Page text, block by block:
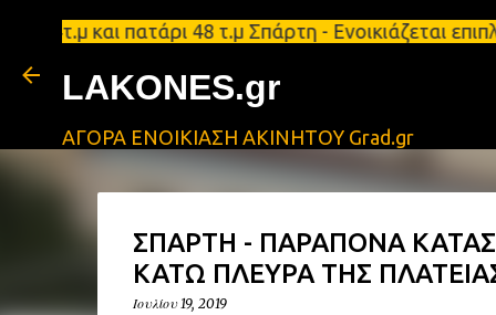
και πατάρι 48 τ.μ Σπάρτη - Ενοικιάζεται
LAKONES.gr
ΑΓΟΡΑ ΕΝΟΙΚΙΑΣΗ ΑΚΙΝΗΤΟΥ Grad.gr
ΣΠΑΡΤΗ - ΠΑΡΑΠΟΝΑ
ΚΑΤΩ ΠΛΕΥΡΑ ΤΗΣ
Ιουλίου 19, 2019